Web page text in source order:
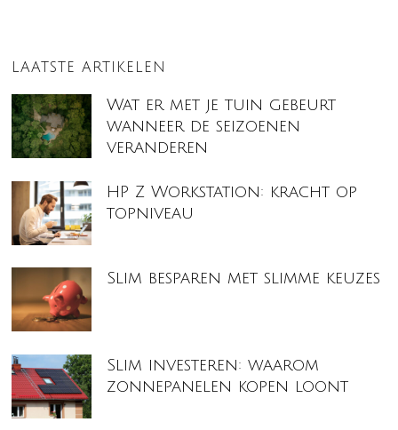
LAATSTE ARTIKELEN
Wat er met je tuin gebeurt
wanneer de seizoenen
veranderen
HP Z Workstation: kracht op
topniveau
Slim besparen met slimme keuzes
Slim investeren: waarom
zonnepanelen kopen loont